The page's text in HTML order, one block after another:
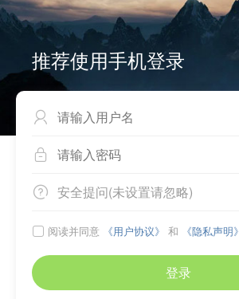
推荐使用手机登录


 安全提问(未设置请忽略)
 阅读并同意 《用户协议》 和 《隐私声明》
登录